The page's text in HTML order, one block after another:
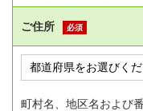
ご住所 必須
町村名、地区名および